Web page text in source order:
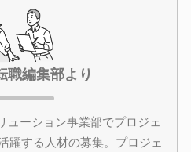
職編集部より
ューション事業部でプロジェ
躍する人材の募集。プロジェ